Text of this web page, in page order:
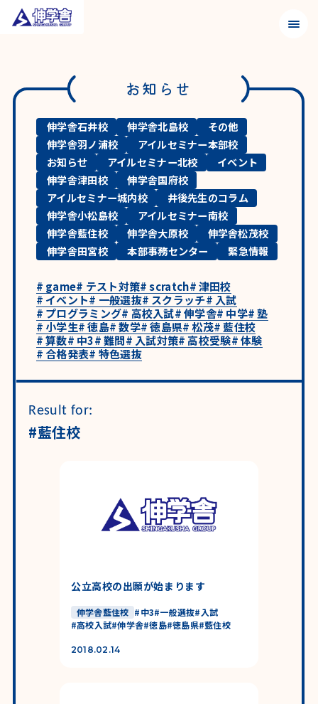
メニ
お知らせ
伸学舎石井校 伸学舎北島校
その他
伸学舎羽ノ浦校
アイルセミナー本部校
お知らせ
アイルセミナー北校
イベント
伸学舎津田校
伸学舎国府校
アイルセミナー城内校
井後先生のコラム
伸学舎小松島校
アイルセミナー南校
伸学舎藍住校
伸学舎大原校
伸学舎松茂校
伸学舎田宮校
本部事務センター 緊急情報
# game# テスト対策# scratch#津田校
# イベント# 一般選抜# スクラッチ# 入試
# プログラミング# 高校入試#伸学舎# 中学# 塾
# 小学生# 徳島# 数学# 徳島県# 松茂# 藍住校
#算数# 中3#難問# 入試対策# 高校受験#体験
# 合格発表# 特色選抜
Result for:
#藍住校
公立高校の出願が始まります
伸学舎藍住校 #中3#一般選抜# 入試
#高校入試#伸学舎#徳島#徳島県#藍住校
2018.02.14